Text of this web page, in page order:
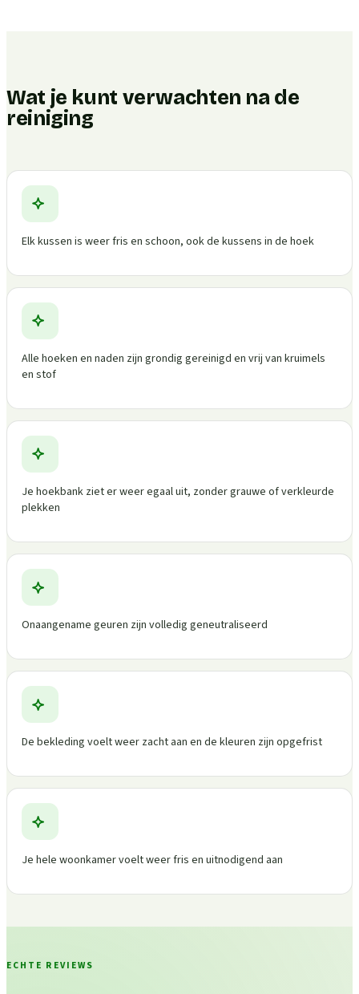
Wat je kunt verwachten na de
reiniging
Elk kussen is weer fris en schoon, ook de kussens in de hoek
Alle hoeken en naden zijn grondig gereinigd en vrij van kruimels
en stof
Je hoekbank ziet er weer egaal uit, zonder grauwe of verkleurde
plekken
Onaangename geuren zijn volledig geneutraliseerd
De bekleding voelt weer zacht aan en de kleuren zijn opgefrist
Je hele woonkamer voelt weer fris en uitnodigend aan
ECHTE REVIEWS